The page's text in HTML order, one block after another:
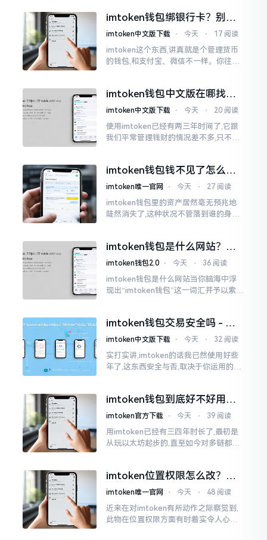
制。
imtoken钱包绑银行卡？别折
腾了，真相是这样的
imtoken中文版下载 ⋅ 今天 ⋅ 17 阅读
imtoken这个东西,讲真就是个管理货币
的钱包,和支付宝、微信不一样。你往里
imtoken钱包中文版在哪找？
老手教你避坑
imtoken中文版下载 ⋅ 今天 ⋅ 20 阅读
使用imtoken已经有两三年时间了,它跟
我们平常管理钱财的情况差不多,只不过
许许多多的链接
imtoken钱包钱不见了怎么
办？老用户手把手教你找回
imtoken唯一官网 ⋅ 今天 ⋅ 27 阅读
imtoken钱包里的资产居然毫无预兆地
陡然消失了,这种状况不管落到谁的身上,
打开钱包查看时
imtoken钱包是什么网站？一
文说清楚这玩意
imtoken钱包2.0 ⋅ 今天 ⋅ 36 阅读
imtoken钱包是什么网站当你脑海中浮
现出“imtoken钱包”这一词汇并予以索求
我也曾短暂错愕
imtoken钱包交易安全吗 - 老
用户的一些心里话
imtoken中文版下载 ⋅ 今天 ⋅ 32 阅读
实打实讲,imtoken的话我已然使用好些
年了,这东西安全与否,取决于你运用的方
睹过非常多的人
imtoken钱包到底好不好用？
老玩家说说真实体验
imtoken官方下载 ⋅ 今天 ⋅ 39 阅读
用imtoken已经有三四年时长了,最初是
从玩以太坊起步的,直至如今对多链都有
imtoken位置权限怎么改？手
把手教你搞定
imtoken唯一官网 ⋅ 今天 ⋅ 48 阅读
近来在对imtoken有所动作之际察觉到,
此物在位置权限方面有时着实令人心生